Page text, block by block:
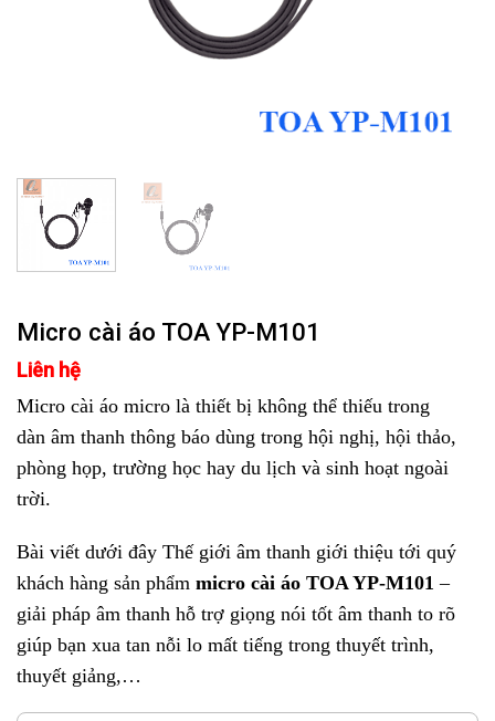
Micro cài áo TOA YP-M101
Liên hệ
Micro cài áo micro là thiết bị không thể thiếu trong
dàn âm thanh thông báo dùng trong hội nghị, hội thảo,
phòng họp, trường học hay du lịch và sinh hoạt ngoài
trời.
Bài viết dưới đây Thế giới âm thanh giới thiệu tới quý
khách hàng sản phẩm micro cài áo TOA YP-M101 –
giải pháp âm thanh hỗ trợ giọng nói tốt âm thanh to rõ
giúp bạn xua tan nỗi lo mất tiếng trong thuyết trình,
thuyết giảng,…